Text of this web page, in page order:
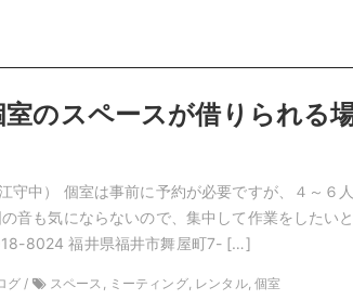
のスペースが借りられる
守中） 個室は事前に予約が必要ですが、４～６
音も気にならないので、集中して作業をしたい
8024 福井県福井市舞屋町7- […]
グ / スペース, ミーティング, レンタル, 個室